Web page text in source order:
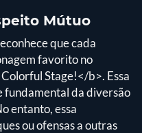
Mútuo
que cada
favorito no
Stage!</b>. Essa
fundamental da diversão
entanto, essa
ou ofensas a outras